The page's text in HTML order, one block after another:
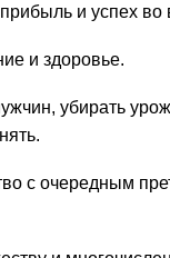
и успех во
и здоровье.
убирать
с очередным